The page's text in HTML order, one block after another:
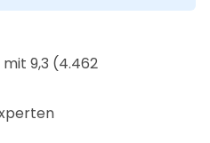
9,3 (4.462